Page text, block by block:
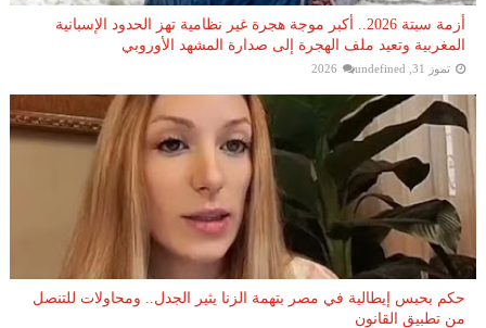
أزمة سبتة 2026.. أكبر موجة هجرة غير نظامية تهز الحدود الإسبانية
المغربية وتعيد ملف الهجرة إلى صدارة المشهد الأوروبي
تموز 31, 2026 undefined
حكم بحبس إيطالية في مصر بتهمة الزنا يثير الجدل.. ومحاولات للتنصل
من تطبيق القانون